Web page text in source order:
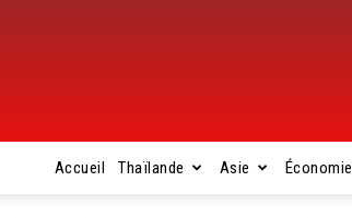
Accueil Thaïlande Asie Économie